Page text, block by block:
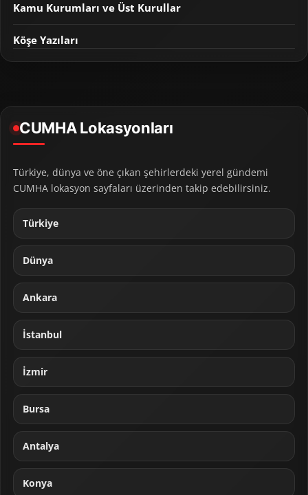
Kamu Kurumları ve Üst Kurullar
Köşe Yazıları
CUMHA Lokasyonları
Türkiye, dünya ve öne çıkan şehirlerdeki yerel gündemi
CUMHA lokasyon sayfaları üzerinden takip edebilirsiniz.
Türkiye
Dünya
Ankara
İstanbul
İzmir
Bursa
Antalya
Konya